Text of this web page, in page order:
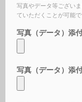
写真やデータ等ござい
ていただくことが可能
写真（データ）添
写真（データ）添